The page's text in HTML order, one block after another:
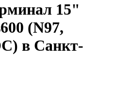
15"
(N97,
в Санкт-